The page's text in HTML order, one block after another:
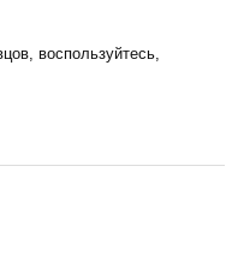
воспользуйтесь,